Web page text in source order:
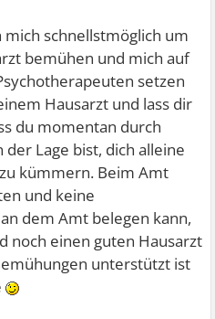
schnellstmöglich um
bemühen und mich auf
setzen
Hausarzt und lass dir
du momentan durch
Lage bist, dich alleine
kümmern. Beim Amt
und keine
dem Amt belegen kann,
noch einen guten Hausarzt
unterstützt ist